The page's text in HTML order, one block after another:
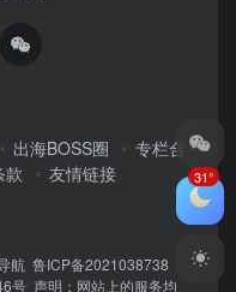
出海BOSS圈
专栏合
款 友情链接
航 鲁ICP备2021038738
号 声明：网站上的服务均
31°